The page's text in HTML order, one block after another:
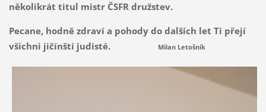
několikrát titul mistr ČSFR družstev.
Pecane, hodně zdraví a pohody do dalších let Ti přejí
všichni jičínští judisté.
Milan Letošník